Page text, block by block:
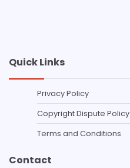
Quick Links
Privacy Policy
Copyright Dispute Policy
Terms and Conditions
Contact